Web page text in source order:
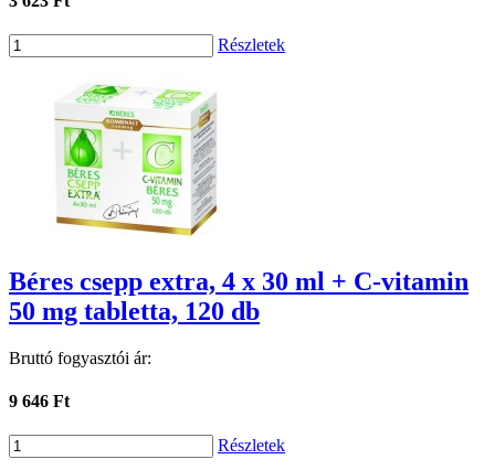
Részletek
Béres csepp extra, 4 x 30 ml + C-vitamin
50 mg tabletta, 120 db
Bruttó fogyasztói ár:
9 646 Ft
Részletek